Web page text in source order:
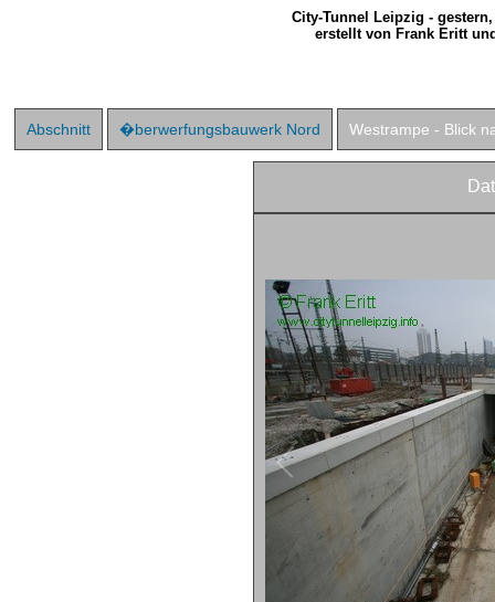
City-Tunnel Leipzig -
erstellt von Frank Eritt
Abschnitt �berwerfungsbauwerk Nord Westrampe - Blick